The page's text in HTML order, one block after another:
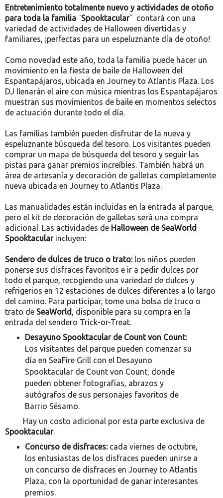
Entretenimiento totalmente nuevo y actividades de otoño
para toda la familia ¨Spooktacular¨ contará con una
variedad de actividades de Halloween divertidas y
familiares, ¡perfectas para un espeluznante día de otoño!
Como novedad este año, toda la familia puede hacer un
movimiento en la fiesta de baile de Halloween del
Espantapájaros, ubicada en Journey to Atlantis Plaza. Los
DJ llenarán el aire con música mientras los Espantapájaros
muestran sus movimientos de baile en momentos selectos
de actuación durante todo el día.
Las familias también pueden disfrutar de la nueva y
espeluznante búsqueda del tesoro. Los visitantes pueden
comprar un mapa de búsqueda del tesoro y seguir las
pistas para ganar premios increíbles. También habrá un
área de artesanía y decoración de galletas completamente
nueva ubicada en Journey to Atlantis Plaza.
Las manualidades están incluidas en la entrada al parque,
pero el kit de decoración de galletas será una compra
adicional. Las actividades de Halloween de SeaWorld
Spooktacularincluyen:
Sendero de dulces de truco o trato: los niños pueden
ponerse sus disfraces favoritos e ir a pedir dulces por
todo el parque, recogiendo una variedad de dulces y
refrigerios en 12 estaciones de dulces diferentes a lo largo
del camino. Para participar, tome una bolsa de truco o
trato de SeaWorld, disponible para su compra en la
entrada del sendero Trick-or-Treat.
Desayuno Spooktacular de Count von Count:
Los visitantes del parque pueden comenzar su
día en SeaFire Grill con el Desayuno
Spooktacular de Count von Count, donde
pueden obtener fotografías, abrazos y
autógrafos de sus personajes favoritos de
Barrio Sésamo.
Hay un costo adicional por esta parte exclusiva de
Spooktacular.
Concurso de disfraces: cada viernes de octubre,
los entusiastas de los disfraces pueden unirse a
un concurso de disfraces en Journey to Atlantis
Plaza, con la oportunidad de ganar interesantes
premios.